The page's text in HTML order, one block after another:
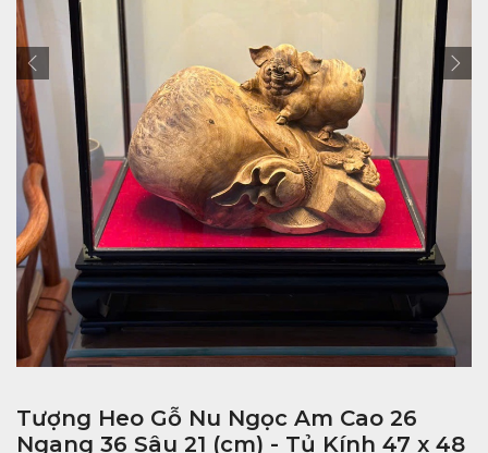
Tượng Heo Gỗ Nu Ngọc Am Cao 26
Ngang 36 Sâu 21 (cm) - Tủ Kính 47 x 48